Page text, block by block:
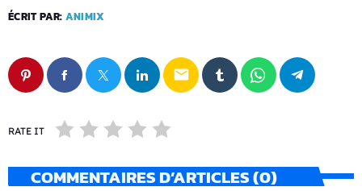
ÉCRIT PAR: ANIMIX
email
RATE IT
COMMENTAIRES D’ARTICLES (0)